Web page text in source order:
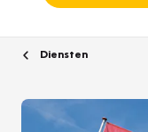
Diensten